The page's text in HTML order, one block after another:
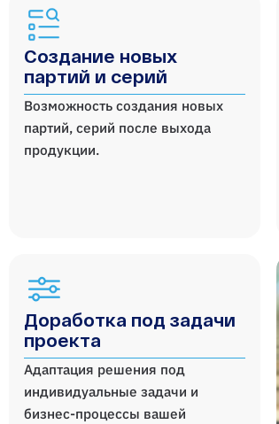
Создание новых
партий и серий
Возможность создания новых
партий, серий после выхода
продукции.
Доработка под задачи
проекта
Адаптация решения под
индивидуальные задачи и
бизнес-процессы вашей